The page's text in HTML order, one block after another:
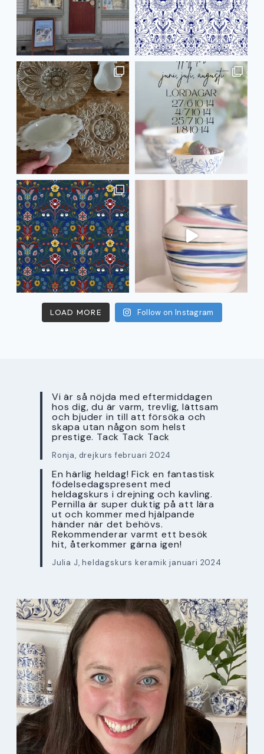
LOAD MORE Follow on Instagram
Vi är så nöjda med eftermiddagen
hos dig, du är varm, trevlig, lättsam
och bjuder in till att försöka och
skapa utan någon som helst
prestige. Tack Tack Tack
Ronja, drejkurs februari 2024
En härlig heldag! Fick en fantastisk
födelsedagspresent med
heldagskurs i drejning och kavling.
Pernilla är super duktig på att lära
ut och kommer med hjälpande
händer när det behövs.
Rekommenderar varmt ett besök
hit, återkommer gärna igen!
Julia J, heldagskurs keramik januari 2024